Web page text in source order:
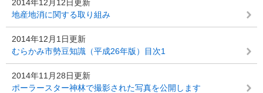
2014年12月12日更新
地産地消に関する取り組み
2014年12月1日更新
むらかみ市勢豆知識（平成26年版）目次1
2014年11月28日更新
ポーラースター神林で撮影された写真を公開します